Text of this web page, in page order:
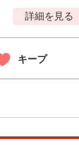
詳細を見る
キープ